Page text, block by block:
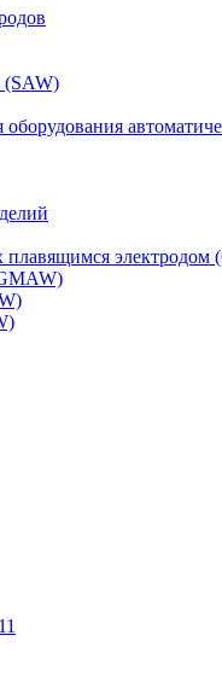
(SAW)
плавящимся электродом